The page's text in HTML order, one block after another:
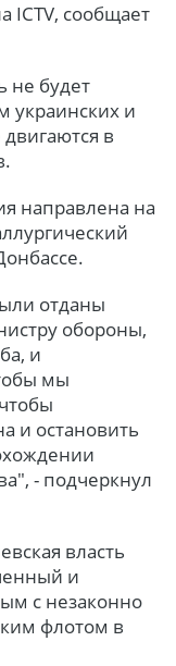
ICTV, сообщает
не будет
украинских и
в
направлена на
отданы
обороны,
и
мы
и остановить
- подчеркнул
власть
и
с незаконно
флотом в